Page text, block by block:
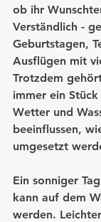
ob ihr
Verständlich -
Geburtstagen,
Ausflügen mit
Trotzdem
immer ein
Wetter und
beeinflussen,
umgesetzt
Ein sonniger
kann auf dem
werden.